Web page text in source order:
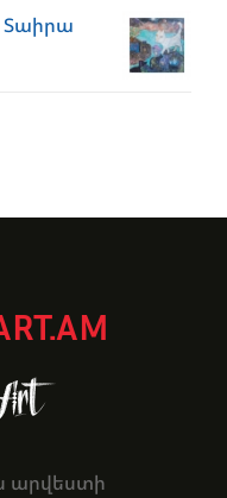
Տաիրա
արվեստի